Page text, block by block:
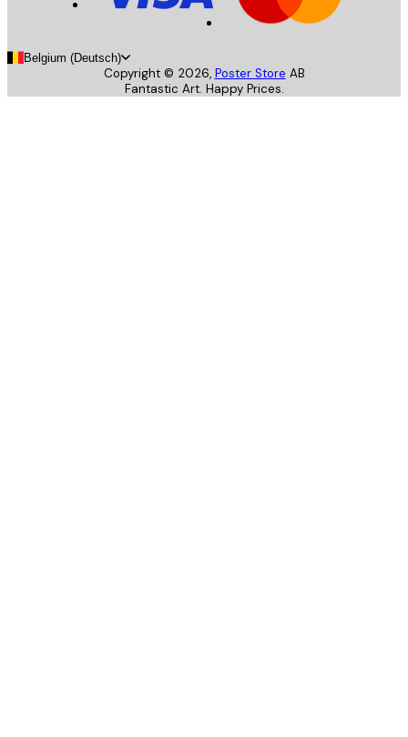
Belgium (Deutsch)
Copyright © 2026, Poster Store AB
Fantastic Art. Happy Prices.